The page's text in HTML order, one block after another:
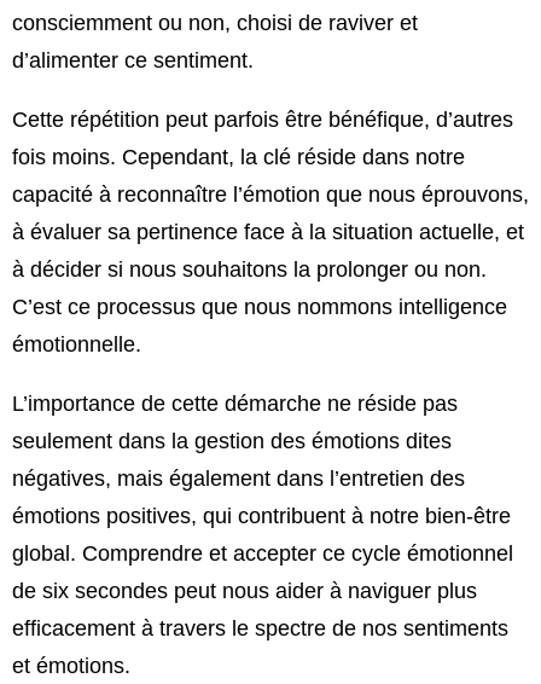
consciemment ou non, choisi de raviver et
d’alimenter ce sentiment.
Cette répétition peut parfois être bénéfique, d’autres
fois moins. Cependant, la clé réside dans notre
capacité à reconnaître l’émotion que nous éprouvons,
à évaluer sa pertinence face à la situation actuelle, et
à décider si nous souhaitons la prolonger ou non.
C’est ce processus que nous nommons intelligence
émotionnelle.
L’importance de cette démarche ne réside pas
seulement dans la gestion des émotions dites
négatives, mais également dans l’entretien des
émotions positives, qui contribuent à notre bien-être
global. Comprendre et accepter ce cycle émotionnel
de six secondes peut nous aider à naviguer plus
efficacement à travers le spectre de nos sentiments
et émotions.